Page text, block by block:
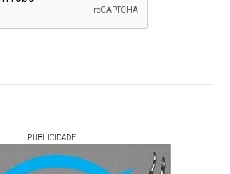
PUBLICIDADE